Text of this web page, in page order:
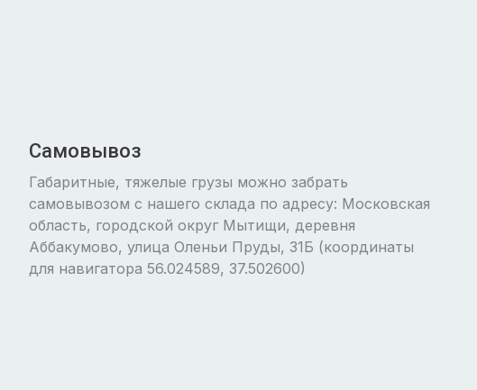
Самовывоз
Габаритные, тяжелые грузы можно забрать
самовывозом с нашего склада по адресу: Московская
область, городской округ Мытищи, деревня
Аббакумово, улица Оленьи Пруды, 31Б (координаты
для навигатора 56.024589, 37.502600)